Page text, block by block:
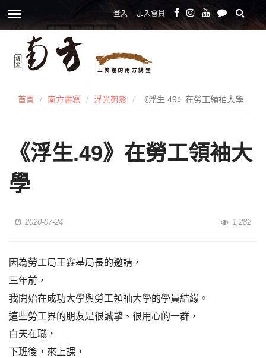
登入 加入會員
首頁 南方書寫 浮光剪影 《浮生.49》在勞工領袖大學
《浮生.49》在勞工領袖大
學
2020-07-24 1,282
因為勞工局王鑫基局長的邀請，
三年前，
我開始在成功大學與勞工領袖大學的學員結緣。
這些勞工界的朋友是很誠摯、很用心的一群，
白天在職，
下班後，來上課，